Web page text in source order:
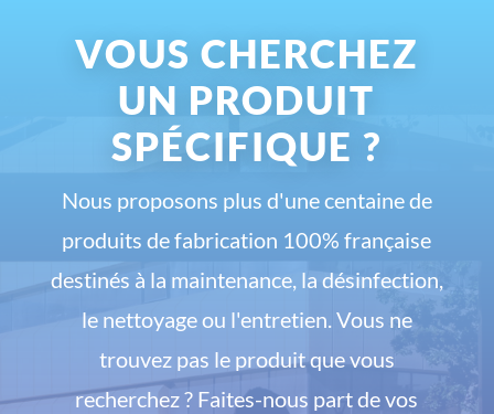
VOUS CHERCHEZ
UN PRODUIT
SPÉCIFIQUE ?
Nous proposons plus d'une centaine de
produits de fabrication 100% française
destinés à la maintenance, la désinfection,
le nettoyage ou l'entretien. Vous ne
trouvez pas le produit que vous
recherchez ? Faites-nous part de vos